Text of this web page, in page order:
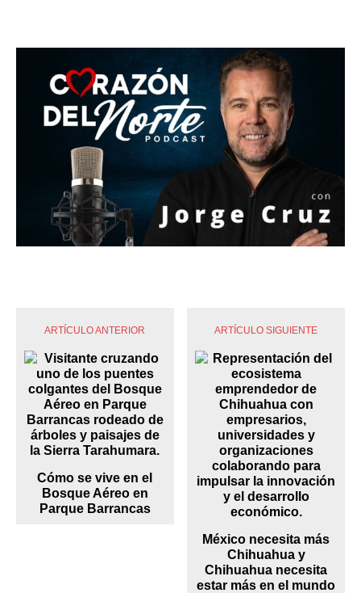
ARTÍCULO ANTERIOR
Cómo se vive en el
Bosque Aéreo en
Parque Barrancas
ARTÍCULO SIGUIENTE
México necesita más
Chihuahua y
Chihuahua necesita
estar más en el mundo